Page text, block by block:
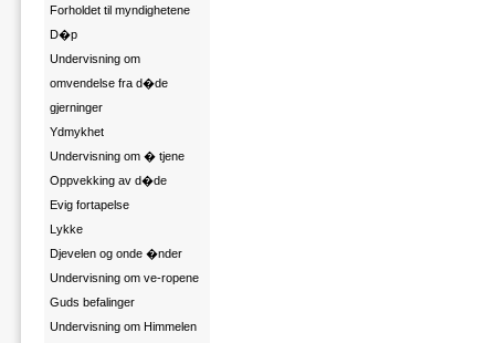
Forholdet til myndighetene
D�p
Undervisning om
omvendelse fra d�de
gjerninger
Ydmykhet
Undervisning om � tjene
Oppvekking av d�de
Evig fortapelse
Lykke
Djevelen og onde �nder
Undervisning om ve-ropene
Guds befalinger
Undervisning om Himmelen